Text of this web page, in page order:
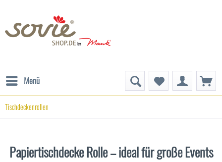
Menü
Tischdeckenrollen
Papiertischdecke Rolle – ideal für große Events